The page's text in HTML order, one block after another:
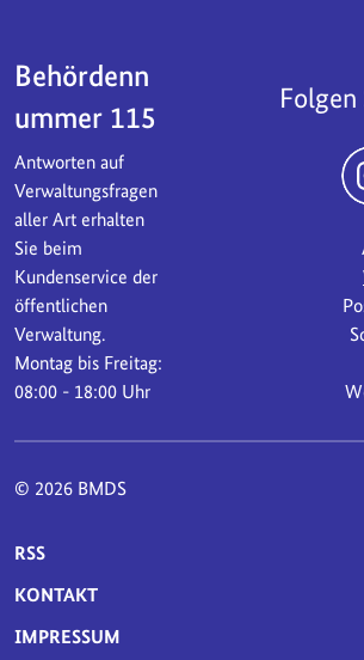
Behördenn
ummer 115
Antworten auf
Verwaltungsfragen
aller Art erhalten
Sie beim
Kundenservice der
öffentlichen
Verwaltung.
Montag bis Freitag:
08:00 - 18:00 Uhr
Folgen
© 2026 BMDS
SERVICE-NAVIGATION
RSS
KONTAKT
IMPRESSUM